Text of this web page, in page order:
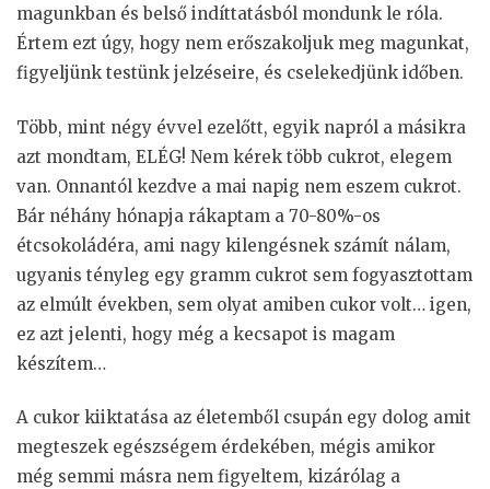
magunkban és belső indíttatásból mondunk le róla.
Értem ezt úgy, hogy nem erőszakoljuk meg magunkat,
figyeljünk testünk jelzéseire, és cselekedjünk időben.
Több, mint négy évvel ezelőtt, egyik napról a másikra
azt mondtam, ELÉG! Nem kérek több cukrot, elegem
van. Onnantól kezdve a mai napig nem eszem cukrot.
Bár néhány hónapja rákaptam a 70-80%-os
étcsokoládéra, ami nagy kilengésnek számít nálam,
ugyanis tényleg egy gramm cukrot sem fogyasztottam
az elmúlt években, sem olyat amiben cukor volt… igen,
ez azt jelenti, hogy még a kecsapot is magam
készítem…
A cukor kiiktatása az életemből csupán egy dolog amit
megteszek egészségem érdekében, mégis amikor
még semmi másra nem figyeltem, kizárólag a